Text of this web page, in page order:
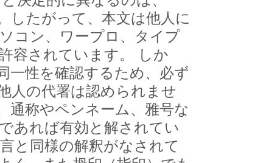
したがって、本文は他人に
コン、ワープロ、タイプ
容されています。 しか
一性を確認するため、必ず
人の代署は認められませ
通称やペンネーム、雅号な
あれば有効と解されてい
と同様の解釈がなされて